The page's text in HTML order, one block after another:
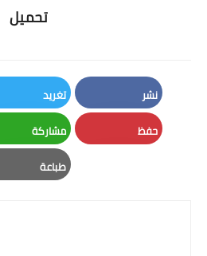
تحميل
نشر
Facebook
تغريد
Twitter
حفظ مشاركة
Whatsapp
طباعة